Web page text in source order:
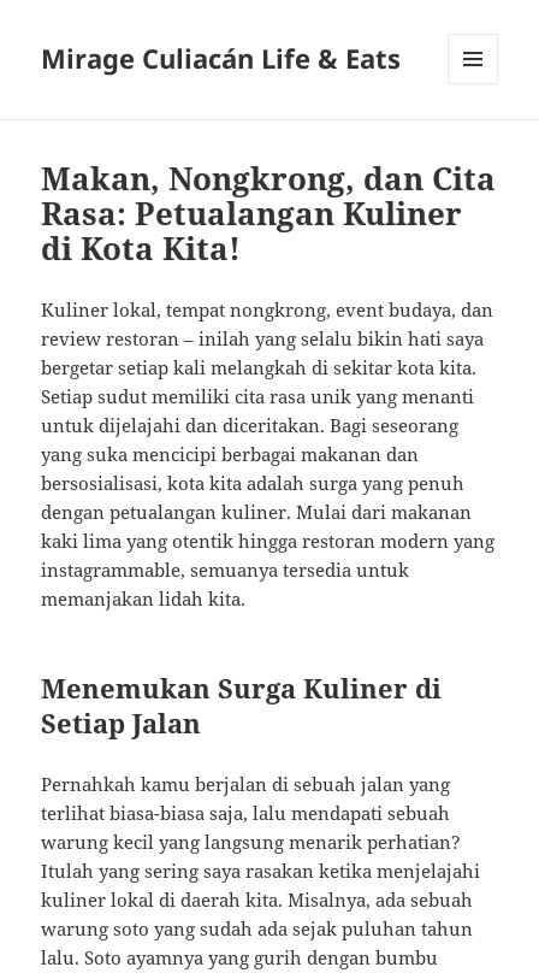
Mirage Culiacán Life & Eats
Makan, Nongkrong, dan Cita
Rasa: Petualangan Kuliner
di Kota Kita!
Kuliner lokal, tempat nongkrong, event budaya, dan
review restoran – inilah yang selalu bikin hati saya
bergetar setiap kali melangkah di sekitar kota kita.
Setiap sudut memiliki cita rasa unik yang menanti
untuk dijelajahi dan diceritakan. Bagi seseorang
yang suka mencicipi berbagai makanan dan
bersosialisasi, kota kita adalah surga yang penuh
dengan petualangan kuliner. Mulai dari makanan
kaki lima yang otentik hingga restoran modern yang
instagrammable, semuanya tersedia untuk
memanjakan lidah kita.
Menemukan Surga Kuliner di
Setiap Jalan
Pernahkah kamu berjalan di sebuah jalan yang
terlihat biasa-biasa saja, lalu mendapati sebuah
warung kecil yang langsung menarik perhatian?
Itulah yang sering saya rasakan ketika menjelajahi
kuliner lokal di daerah kita. Misalnya, ada sebuah
warung soto yang sudah ada sejak puluhan tahun
lalu. Soto ayamnya yang gurih dengan bumbu